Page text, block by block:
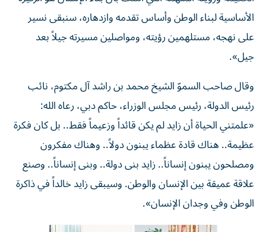
الأساسية لبناء الوطن وأساس تقدمه وازدهاره، سنبقى نسير
على نهجه، مستلهمين رؤيته، ومواصلين مسيرته جيلاً بعد
جيل».
وقال صاحب السموّ الشيخ محمد بن راشد آل مكتوم، نائب
رئيس الدولة، رئيس مجلس الوزراء، حاكم دبي، رعاه الله:
«علمتني الحياة أن زايد لم يكن قائداً وزعيماً فقط.. بل كان فكرة
عظيمة.. هناك قادة عظماء يبنون دولاً.. وهناك مفكرون
ومصلحون يبنون إنساناً.. زايد بنى دولة.. وبنى إنساناً.. وصنع
علاقة عميقة بين الإنسان والوطن. وسيبقى زايد خالداً في ذاكرة
الوطن وفي وجدان الإنسان».